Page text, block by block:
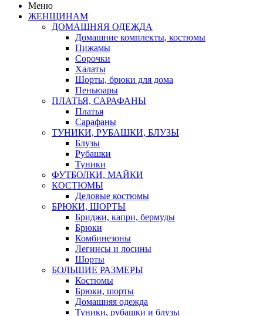
Меню
ЖЕНЩИНАМ
ДОМАШНЯЯ ОДЕЖДА
Домашние комплекты, костюмы
Пижамы
Сорочки
Халаты
Шорты, брюки для дома
Пеньюары
ПЛАТЬЯ, САРАФАНЫ
Платья
Сарафаны
ТУНИКИ, РУБАШКИ, БЛУЗЫ
Блузы
Рубашки
Туники
ФУТБОЛКИ, МАЙКИ
КОСТЮМЫ
Деловые костюмы
БРЮКИ, ШОРТЫ
Бриджи, капри, бермуды
Брюки
Комбинезоны
Легинсы и лосины
Шорты
БОЛЬШИЕ РАЗМЕРЫ
Костюмы
Брюки, шорты
Домашняя одежда
Туники, рубашки и блузы